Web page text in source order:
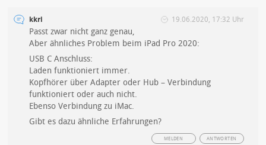
kkri 19.06.2020, 17:32 Uhr
Passt zwar nicht ganz genau,
Aber ähnliches Problem beim iPad Pro 2020:
USB C Anschluss:
Laden funktioniert immer.
Kopfhörer über Adapter oder Hub – Verbindung
funktioniert oder auch nicht.
Ebenso Verbindung zu iMac.
Gibt es dazu ähnliche Erfahrungen?
ANTWORTEN
MELDEN